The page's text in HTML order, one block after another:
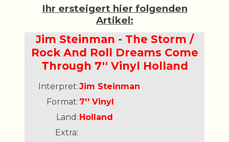
Ihr ersteigert hier folgenden
Artikel:
Jim Steinman - The Storm /
Rock And Roll Dreams Come
Through 7'' Vinyl Holland
Interpret:Jim Steinman
Format: 7'' Vinyl
Land: Holland
Extra: